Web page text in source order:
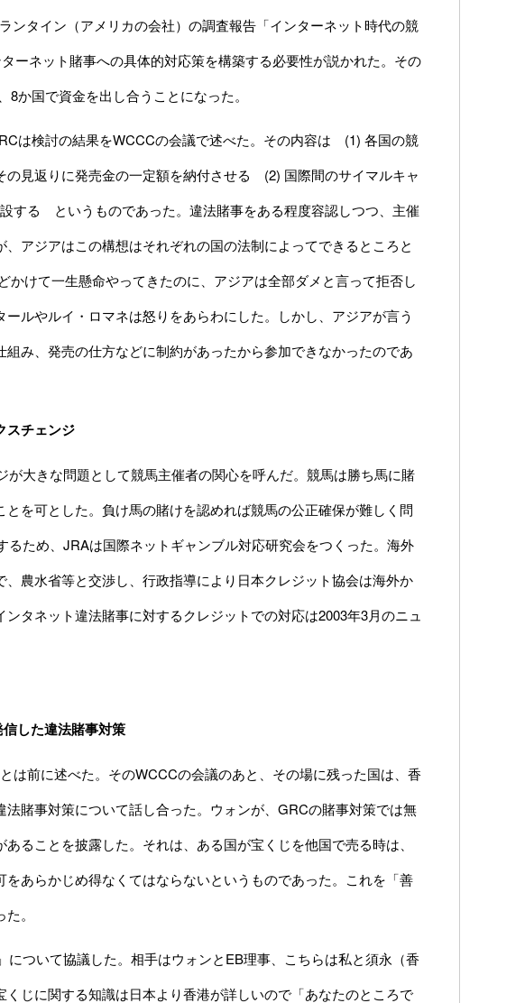
タイン（アメリカの会社）の調査報告「インターネット時代の競
ーネット賭事への具体的対応策を構築する必要性が説かれた。その
か国で資金を出し合うことになった。
は検討の結果をWCCCの会議で述べた。その内容は (1) 各国の競
見返りに発売金の一定額を納付させる (2) 国際間のサイマルキャ
する というものであった。違法賭事をある程度容認しつつ、主催
アジアはこの構想はそれぞれの国の法制によってできるところと
けて一生懸命やってきたのに、アジアは全部ダメと言って拒否し
ルやルイ・ロマネは怒りをあらわにした。しかし、アジアが言う
み、発売の仕方などに制約があったから参加できなかったのであ
スチェンジ
大きな問題として競馬主催者の関心を呼んだ。競馬は勝ち馬に賭
を可とした。負け馬の賭けを認めれば競馬の公正確保が難しく問
ため、JRAは国際ネットギャンブル対応研究会をつくった。海外
農水省等と交渉し、行政指導により日本クレジット協会は海外か
タネット違法賭事に対するクレジットでの対応は2003年3月のニュ
した違法賭事対策
は前に述べた。そのWCCCの会議のあと、その場に残った国は、香
賭事対策について話し合った。ウォンが、GRCの賭事対策では無
ることを披露した。それは、ある国が宝くじを他国で売る時は、
あらかじめ得なくてはならないというものであった。これを「善
。
ついて協議した。相手はウォンとEB理事、こちらは私と須永（香
じに関する知識は日本より香港が詳しいので「あなたのところで